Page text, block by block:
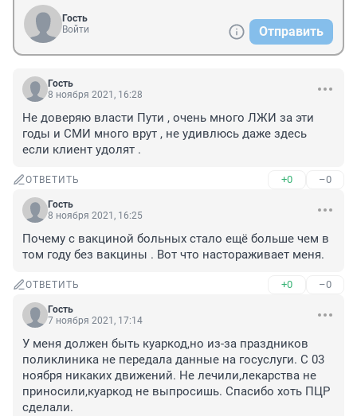
Гость
Войти
Отправить
Гость
8 ноября 2021, 16:28
Не доверяю власти Пути , очень много ЛЖИ за эти
годы и СМИ много врут , не удивлюсь даже здесь
если клиент удолят .
ОТВЕТИТЬ +0 –0
Гость
8 ноября 2021, 16:25
Почему с вакциной больных стало ещё больше чем в
том году без вакцины . Вот что настораживает меня.
ОТВЕТИТЬ +0 –0
Гость
7 ноября 2021, 17:14
У меня должен быть куаркод,но из-за праздников
поликлиника не передала данные на госуслуги. С 03
ноября никаких движений. Не лечили,лекарства не
приносили,куаркод не выпросишь. Спасибо хоть ПЦР
сделали.